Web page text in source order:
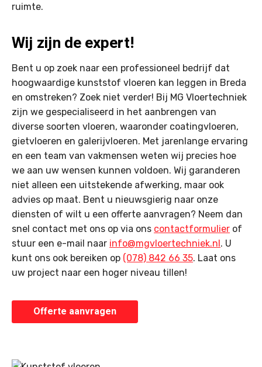
ruimte.
Wij zijn de expert!
Bent u op zoek naar een professioneel bedrijf dat
hoogwaardige kunststof vloeren kan leggen in Breda
en omstreken? Zoek niet verder! Bij MG Vloertechniek
zijn we gespecialiseerd in het aanbrengen van
diverse soorten vloeren, waaronder coatingvloeren,
gietvloeren en galerijvloeren. Met jarenlange ervaring
en een team van vakmensen weten wij precies hoe
we aan uw wensen kunnen voldoen. Wij garanderen
niet alleen een uitstekende afwerking, maar ook
advies op maat. Bent u nieuwsgierig naar onze
diensten of wilt u een offerte aanvragen? Neem dan
snel contact met ons op via ons contactformulier of
stuur een e-mail naar info@mgvloertechniek.nl. U
kunt ons ook bereiken op (078) 842 66 35. Laat ons
uw project naar een hoger niveau tillen!
Offerte aanvragen